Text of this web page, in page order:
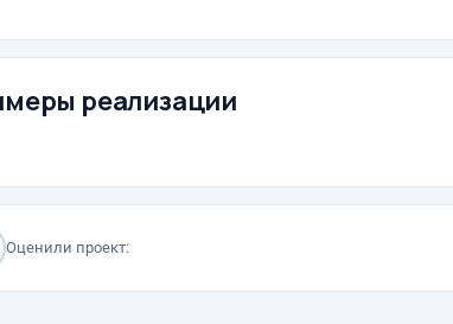
реализации
Оценили проект: